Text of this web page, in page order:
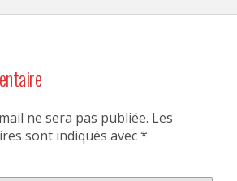
ne sera pas publiée. Les
sont indiqués avec*